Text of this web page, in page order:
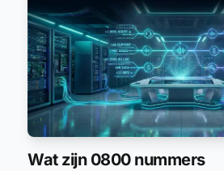
Wat zijn 0800 nummers